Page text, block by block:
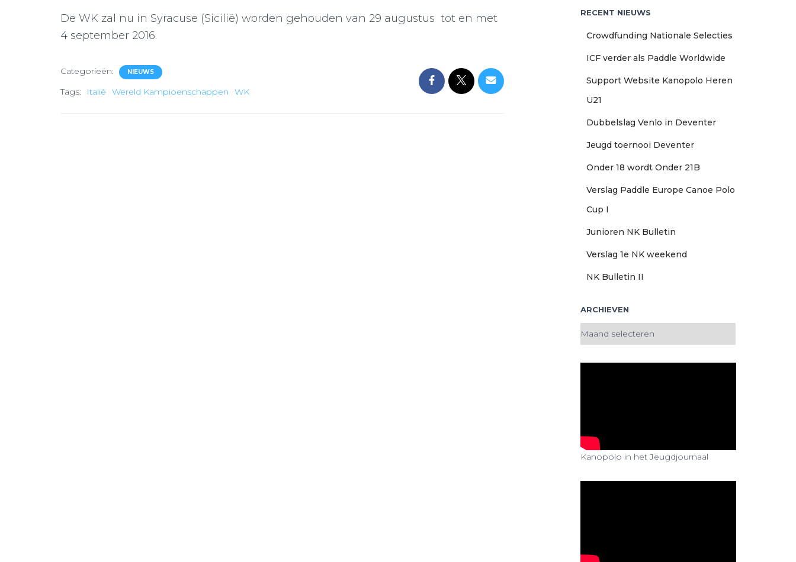
De WK zal nu in Syracuse (Sicilië) worden gehouden van 29 augustus tot en met
4 september 2016.
Categorieën: NIEUWS
Tags: Italië Wereld Kampioenschappen WK
e
RECENT NIEUWS
Crowdfunding Nationale Selecties
ICF verder als Paddle Worldwide
Support Website Kanopolo Heren
U21
Dubbelslag Venlo in Deventer
Jeugd toernooi Deventer
Onder 18 wordt Onder 21B
Verslag Paddle Europe Canoe Polo
Cup I
Junioren NK Bulletin
Verslag 1e NK weekend
NK Bulletin II
ARCHIEVEN
A
Kanopolo in het Jeugdjournaal